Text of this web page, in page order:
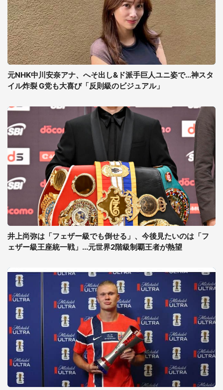
元NHK中川安奈アナ、へそ出し&ド派手巨人ユニ姿で...神スタ
イル炸裂 G党も大喜び「反則級のビジュアル」
井上尚弥は「フェザー級でも倒せる」、今後見たいのは「フ
ェザー級王座統一戦」...元世界2階級制覇王者が熱望